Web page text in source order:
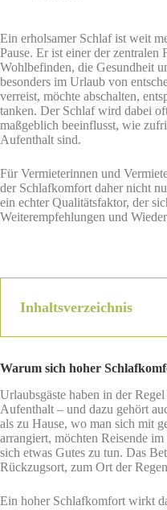
Ein erholsamer Schlaf ist weit
Pause. Er ist einer der zentralen
Wohlbefinden, die Gesundheit
besonders im Urlaub von
verreist, möchte abschalten,
tanken. Der Schlaf wird dabei
maßgeblich beeinflusst, wie
Aufenthalt sind.
Für Vermieterinnen und
der Schlafkomfort daher nicht
ein echter Qualitätsfaktor, der
Weiterempfehlungen und
Inhaltsverzeichnis
Warum sich hoher
Urlaubsgäste haben in der
Aufenthalt – und dazu gehört
als zu Hause, wo man sich mit
arrangiert, möchten Reisende
sich etwas Gutes zu tun. Das
Rückzugsort, zum Ort der
Ein hoher Schlafkomfort wirkt